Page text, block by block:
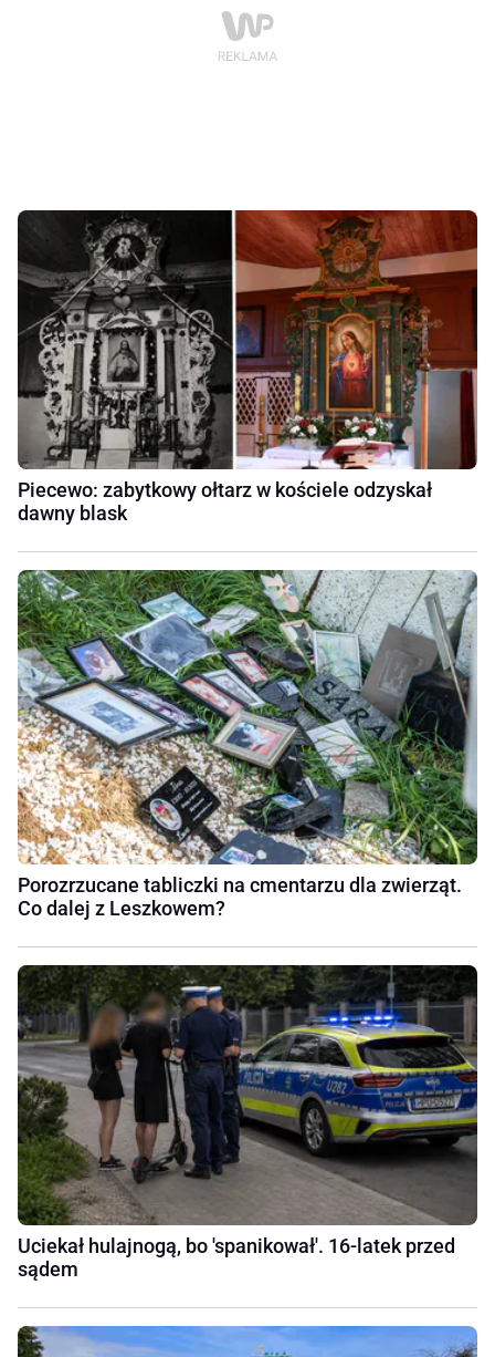
Piecewo: zabytkowy ołtarz w kościele odzyskał
dawny blask
Porozrzucane tabliczki na cmentarzu dla zwierząt.
Co dalej z Leszkowem?
Uciekał hulajnogą, bo 'spanikował'. 16-latek przed
sądem